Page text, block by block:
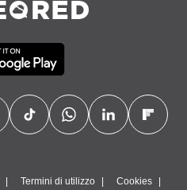
Termini di utilizzo Cookies